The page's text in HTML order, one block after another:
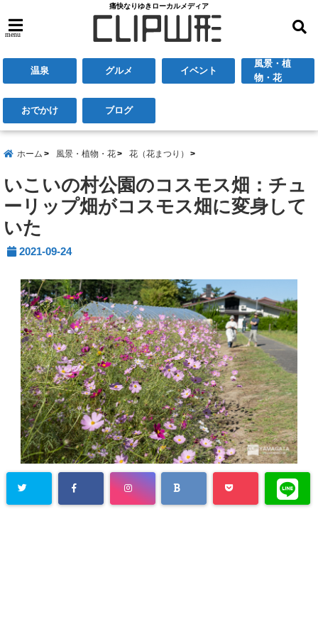
痛快なりゆきローカルメディア
menu
温泉 グルメ イベント
風景・植
物・花
おでかけ ブログ
ホーム 風景・植物・花 花（花まつり）
いこいの村公園のコスモス畑：チュ
ーリップ畑がコスモス畑に変身して
いた
2021-09-24